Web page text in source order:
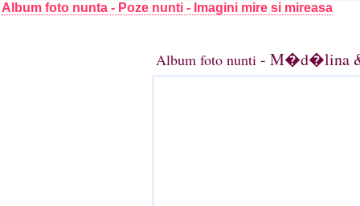
Album foto nunta - Poze nunti - Imagini mire si mireasa
Album foto nunti - M�d�lina &